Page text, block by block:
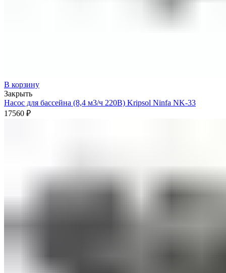
В корзину
Закрыть
Насос для бассейна (8,4 м3/ч 220В) Kripsol Ninfa NK-33
17560 ₽